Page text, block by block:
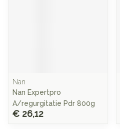
Nan
Nan Expertpro
A/regurgitatie Pdr 800g
€ 26,12